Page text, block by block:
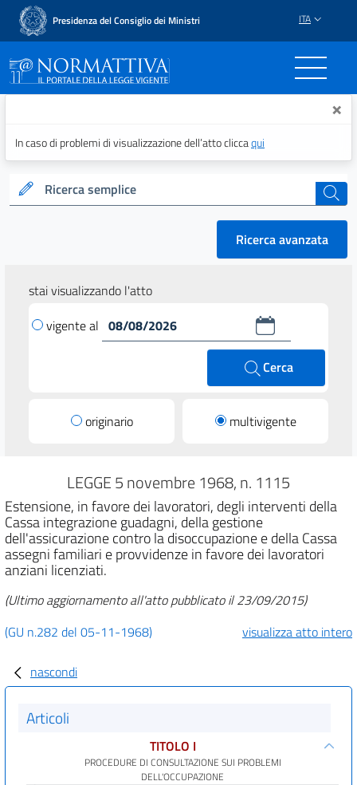
Presidenza del Consiglio dei Ministri ITA
Normattiva - Il portale ×
In caso di problemi di visualizzazione dell’atto cliccaqui
Ricerca semplice cerca
Ricerca avanzata
stai visualizzando l'atto
vigente al
Cerca
originario multivigente
LEGGE 5 novembre 1968, n. 1115
Estensione, in favore dei lavoratori, degli interventi della
Cassa integrazione guadagni, della gestione
dell'assicurazione contro la disoccupazione e della Cassa
assegni familiari e provvidenze in favore dei lavoratori
anziani licenziati.
(Ultimo aggiornamento all'atto pubblicato il 23/09/2015)
(GU n.282 del 05-11-1968)
visualizza atto intero
nascondi
Articoli
TITOLO I
PROCEDURE DI CONSULTAZIONE SUI PROBLEMI
DELL'OCCUPAZIONE